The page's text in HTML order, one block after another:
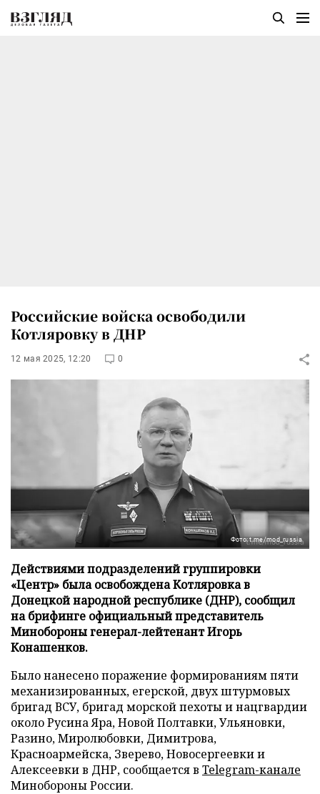
Российские войска освободили
Котляровку в ДНР
12 мая 2025, 12:20 0
Фото: t.me/mod_russia
Действиями подразделений группировки
«Центр» была освобождена Котляровка в
Донецкой народной республике (ДНР), сообщил
на брифинге официальный представитель
Минобороны генерал-лейтенант Игорь
Конашенков.
Было нанесено поражение формированиям пяти
механизированных, егерской, двух штурмовых
бригад ВСУ, бригад морской пехоты и нацгвардии
около Русина Яра, Новой Полтавки, Ульяновки,
Разино, Миролюбовки, Димитрова,
Красноармейска, Зверево, Новосергеевки и
Алексеевки в ДНР, сообщается в Telegram-канале
Минобороны России.